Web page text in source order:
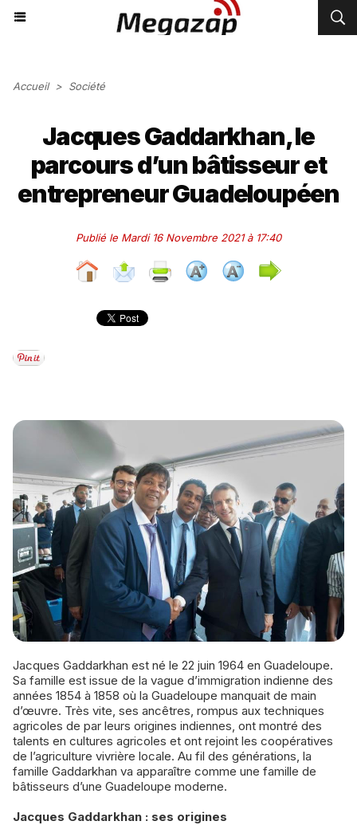
Accueil > Société
Jacques Gaddarkhan, le
parcours d’un bâtisseur et
entrepreneur Guadeloupéen
Publié le Mardi 16 Novembre 2021 à 17:40
Jacques Gaddarkhan est né le 22 juin 1964 en Guadeloupe.
Sa famille est issue de la vague d’immigration indienne des
années 1854 à 1858 où la Guadeloupe manquait de main
d’œuvre. Très vite, ses ancêtres, rompus aux techniques
agricoles de par leurs origines indiennes, ont montré des
talents en cultures agricoles et ont rejoint les coopératives
de l’agriculture vivrière locale. Au fil des générations, la
famille Gaddarkhan va apparaître comme une famille de
bâtisseurs d’une Guadeloupe moderne.
Jacques Gaddarkhan : ses origines